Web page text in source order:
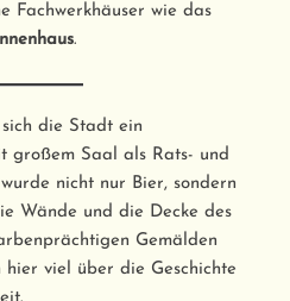
Fachwerkhäuser wie das
.
die Stadt ein
großem Saal als Rats- und
nicht nur Bier, sondern
Wände und die Decke des
Gemälden
hier viel über die Geschichte